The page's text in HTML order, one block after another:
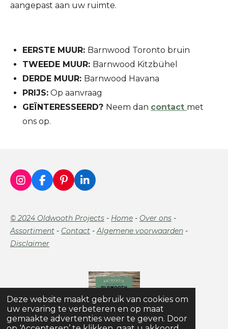
Deze website maakt gebruik van cookies om
uw ervaring te verbeteren en op maat
gemaakte advertenties weer te geven. Door
aangepast aan uw ruimte.
EERSTE MUUR: Barnwood Toronto bruin
TWEEDE MUUR: Barnwood Kitzbühel
DERDE MUUR: Barnwood Havana
PRIJS: Op aanvraag
GEÏNTERESSEERD? Neem dan contact met
ons op.
I
n
t
a
g
r
F
a
e
b
o
o
P
i
t
e
r
L
i
k
e
d
© 2024 Oldwooth Projects - Home - Over ons -
Assortiment - Contact -Algemene voorwaarden -
Disclaimer